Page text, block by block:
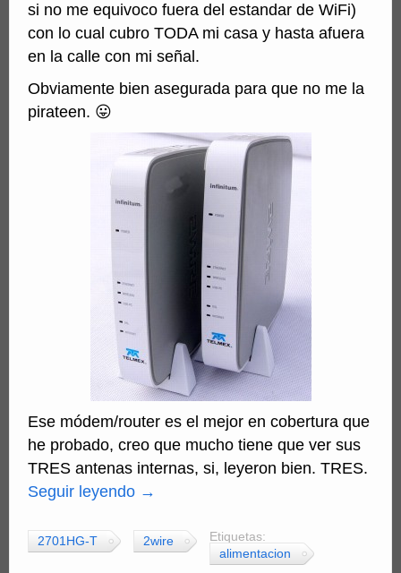
si no me equivoco fuera del estandar de WiFi)
con lo cual cubro TODA mi casa y hasta afuera
en la calle con mi señal.
Obviamente bien asegurada para que no me la
pirateen. 😛
Ese módem/router es el mejor en cobertura que
he probado, creo que mucho tiene que ver sus
TRES antenas internas, si, leyeron bien. TRES.
Seguir leyendo →
Etiquetas:
2701HG-T
2wire
alimentacion